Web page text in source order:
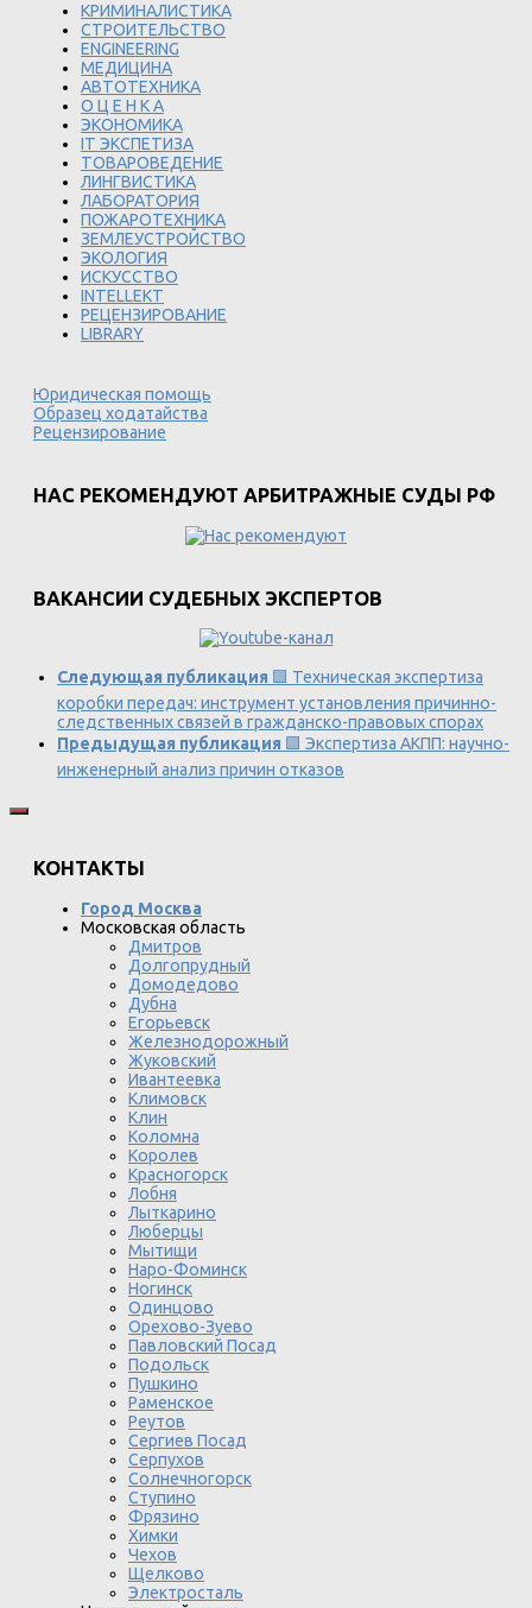
КРИМИНАЛИСТИКА
СТРОИТЕЛЬСТВО
ENGINEERING
МЕДИЦИНА
АВТОТЕХНИКА
О Ц Е Н К А
ЭКОНОМИКА
IT ЭКСПЕТИЗА
ТОВАРОВЕДЕНИЕ
ЛИНГВИСТИКА
ЛАБОРАТОРИЯ
ПОЖАРОТЕХНИКА
ЗЕМЛЕУСТРОЙСТВО
ЭКОЛОГИЯ
ИСКУССТВО
INTELLEKT
РЕЦЕНЗИРОВАНИЕ
LIBRARY
Юридическая помощь
Образец ходатайства
Рецензирование
НАС РЕКОМЕНДУЮТ АРБИТРАЖНЫЕ СУДЫ РФ
ВАКАНСИИ СУДЕБНЫХ ЭКСПЕРТОВ
Следующая публикация 🟩 Техническая экспертиза
коробки передач: инструмент установления причинно-
следственных связей в гражданско-правовых спорах
Предыдущая публикация 🟩 Экспертиза АКПП: научно-
инженерный анализ причин отказов
КОНТАКТЫ
Город Москва
Московская область
Дмитров
Долгопрудный
Домодедово
Дубна
Егорьевск
Железнодорожный
Жуковский
Ивантеевка
Климовск
Клин
Коломна
Королев
Красногорск
Лобня
Лыткарино
Люберцы
Мытищи
Наро-Фоминск
Ногинск
Одинцово
Орехово-Зуево
Павловский Посад
Подольск
Пушкино
Раменское
Реутов
Сергиев Посад
Серпухов
Солнечногорск
Ступино
Фрязино
Химки
Чехов
Щелково
Электросталь